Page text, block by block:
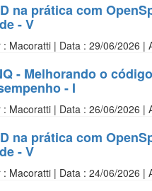
na prática com
- V
: Macoratti | Data : 29/06/2026 |
- Melhorando o
- I
: Macoratti | Data : 26/06/2026 |
na prática com
- V
: Macoratti | Data : 24/06/2026 |